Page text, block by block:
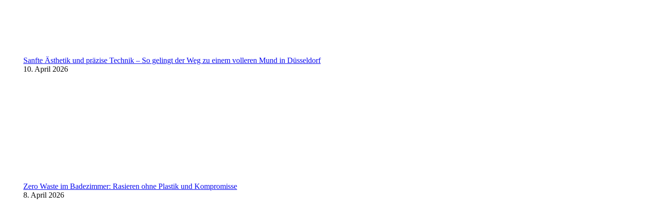
Sanfte Ästhetik und präzise Technik – So gelingt der Weg zu einem volleren Mund in Düsseldorf
10. April 2026
Zero Waste im Badezimmer: Rasieren ohne Plastik und Kompromisse
8. April 2026